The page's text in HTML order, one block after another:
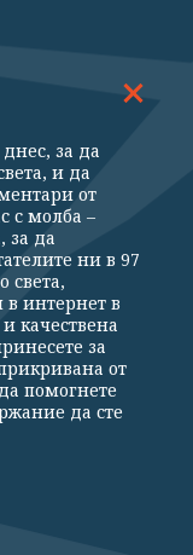
16 000
за да
и да
от
с молба –
за да
ни в 97
света,
в интернет в
качествена
за
от
помогнете
да сте